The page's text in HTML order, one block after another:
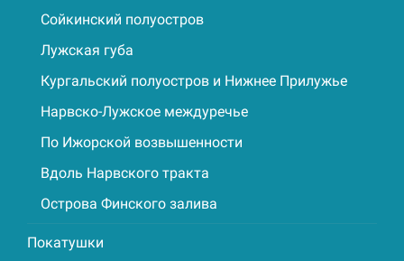
Сойкинский полуостров
Лужская губа
Кургальский полуостров и Нижнее Прилужье
Нарвско-Лужское междуречье
По Ижорской возвышенности
Вдоль Нарвского тракта
Острова Финского залива
Покатушки